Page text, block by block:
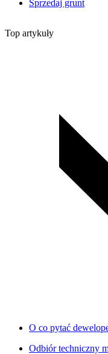
Sprzedaj grunt
Top artykuły
O co pytać
Odbiór techniczny